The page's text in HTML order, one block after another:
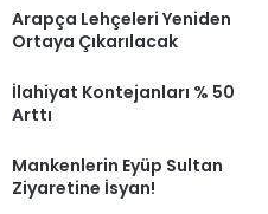
Arapça Lehçeleri Yeniden
Ortaya Çıkarılacak
İlahiyat Kontejanları % 50
Arttı
Mankenlerin Eyüp Sultan
Ziyaretine İsyan!